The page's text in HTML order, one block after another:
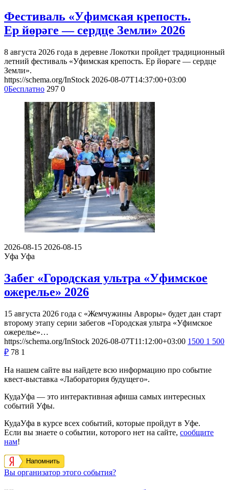
Фестиваль «Уфимская крепость.
Ер йөрәге — сердце Земли» 2026
8 августа 2026 года в деревне Локотки пройдет традиционный
летний фестиваль «Уфимская крепость. Ер йөрәге — сердце
Земли».
https://schema.org/InStock 2026-08-07T14:37:00+03:00
0Бесплатно 297 0
2026-08-15 2026-08-15
Уфа Уфа
Забег «Городская ультра «Уфимское
ожерелье» 2026
15 августа 2026 года с «Жемчужины Авроры» будет дан старт
второму этапу серии забегов «Городская ультра «Уфимское
ожерелье»…
https://schema.org/InStock 2026-08-07T11:12:00+03:00 1500 1 500
₽ 78 1
На нашем сайте вы найдете всю информацию про событие
квест-выставка «Лаборатория будущего».
КудаУфа — это интерактивная афиша самых интересных
событий Уфы.
КудаУфа в курсе всех событий, которые пройдут в Уфе.
Если вы знаете о событии, которого нет на сайте, сообщите
нам!
Напомнить
Вы организатор этого события?